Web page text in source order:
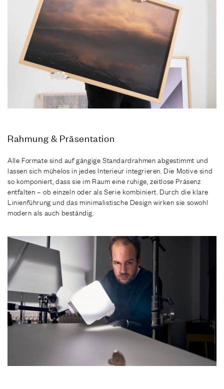
Rahmung & Präsentation
Alle Formate sind auf gängige Standardrahmen abgestimmt und
lassen sich mühelos in jedes Interieur integrieren. Die Motive sind
so komponiert, dass sie im Raum eine ruhige, zeitlose Präsenz
entfalten – ob einzeln oder als Serie kombiniert. Durch die klare
Linienführung und das minimalistische Design wirken sie sowohl
modern als auch beständig.